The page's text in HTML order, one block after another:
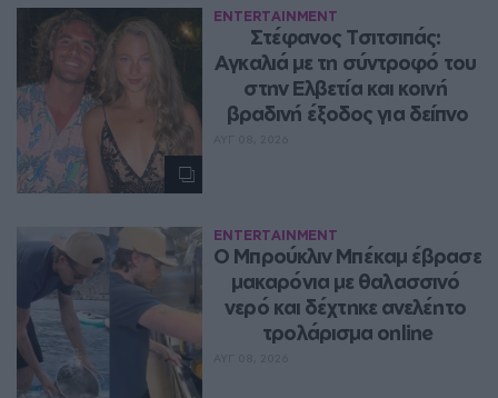
ENTERTAINMENT
Στέφανος Τσιτσιπάς:
Αγκαλιά με τη σύντροφό του
στην Ελβετία και κοινή
βραδινή έξοδος για δείπνο
ENTERTAINMENT
Ο Μπρούκλιν Μπέκαμ έβρασε
μακαρόνια με θαλασσινό
νερό και δέχτηκε ανελέητο
τρολάρισμα online